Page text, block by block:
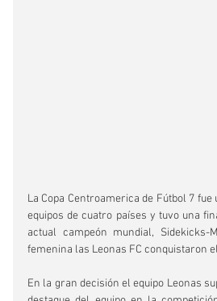
La Copa Centroamerica de Fútbol 7
equipos de cuatro países y tuvo una
actual campeón mundial,
femenina las Leonas FC conquistaron
En la gran decisión el equipo Leonas